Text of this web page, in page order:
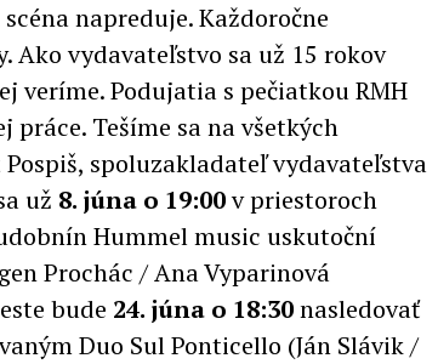
napreduje. Každoročne
Ako vydavateľstvo sa už 15 rokov
veríme. Podujatia s pečiatkou RMH
práce. Tešíme sa na všetkých
spoluzakladateľ vydavateľstva
už 8. júna o 19:00v priestoroch
Hummel music uskutoční
Prochác / Ana Vyparinová
bude 24. júna o 18:30nasledovať
Duo Sul Ponticello (Ján Slávik /